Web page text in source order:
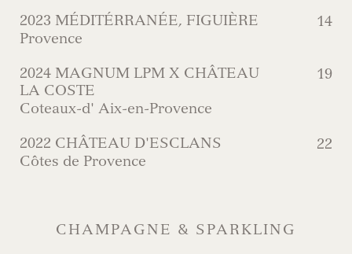
2023 MÉDITÉRRANÉE, FIGUIÈRE
Provence
14
2024 MAGNUM LPM X CHÂTEAU
LA COSTE
Coteaux-d' Aix-en-Provence
19
2022 CHÂTEAU D'ESCLANS
Côtes de Provence
22
CHAMPAGNE & SPARKLING